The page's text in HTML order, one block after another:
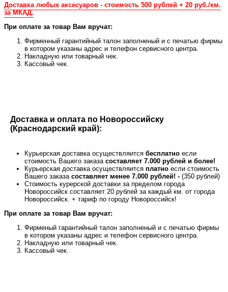
Доставка любых аксесуаров - стоимость 500 рублей + 20 руб./км.
за МКАД.
При оплате за товар Вам вручат:
Фирменный гарантийный талон заполненый и с печатью фирмы
в котором указаны адрес и телефон сервисного центра.
Накладную или товарный чек.
Кассовый чек.
Доставка и оплата по Новороссийску
(Краснодарский край):
Курьерская доставка осуществляится бесплатно если
стоимость Вашего заказа составляет 7.000 рублей и более!
Курьерская доставка осуществляится платно если стоимость
Вашего заказа составляет менее 7.000 рублей! - (350 рублей)
Стоимость курерской доставки за пределом города
Новороссийск составляет 20 рублей за каждый км. от города
Новороссийск. + тариф по городу Новороссийск!
При оплате за товар Вам вручат:
Фирменый гарантийный талон заполненый и с печатью фирмы
в котором указаны адрес и телефон сервисного центра.
Накладную или товарный чек.
Кассовый чек.